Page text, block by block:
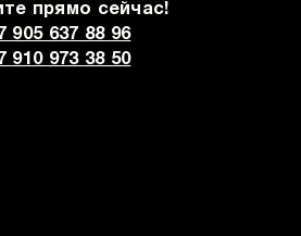
прямо сейчас!
905 637 88 96
910 973 38 50